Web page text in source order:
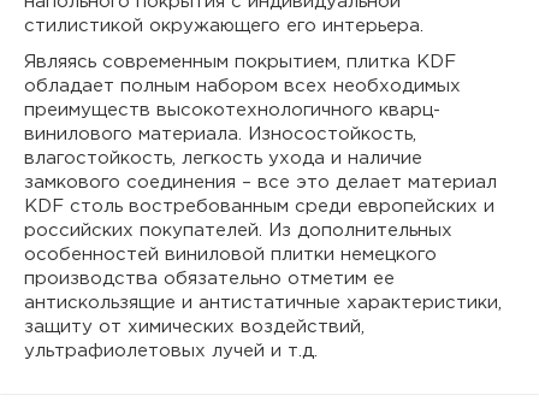
стилистикой окружающего его интерьера.
Являясь современным покрытием, плитка KDF
обладает полным набором всех необходимых
преимуществ высокотехнологичного кварц-
винилового материала. Износостойкость,
влагостойкость, легкость ухода и наличие
замкового соединения – все это делает материал
KDF столь востребованным среди европейских и
российских покупателей. Из дополнительных
особенностей виниловой плитки немецкого
производства обязательно отметим ее
антискользящие и антистатичные характеристики,
защиту от химических воздействий,
ультрафиолетовых лучей и т.д.